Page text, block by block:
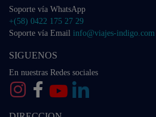
Soporte vía WhatsApp
+(58) 0422 175 27 29
Soporte vía Email info@viajes-indigo.com
SIGUENOS
En nuestras Redes sociales